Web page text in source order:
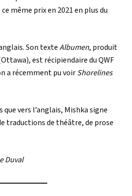
même prix en 2021 en plus du
Son texteAlbumen, produit
est récipiendaire du QWF
a récemment pu voirShorelines
vers l’anglais, Mishka signe
traductions de théâtre, de prose
Duval